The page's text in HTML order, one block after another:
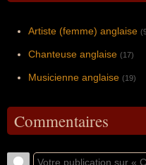
Artiste (femme) anglaise
Chanteuse anglaise (17)
Musicienne anglaise (19)
Commentaires